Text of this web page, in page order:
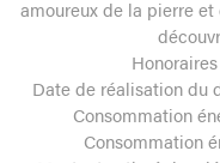
amoureux de la pierre
Date de réalisation du
Consommation
Consommation